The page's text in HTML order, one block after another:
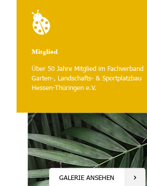
Mitglied
Über 50 Jahre Mitglied im Fachverband
Garten-, Landschafts- & Sportplatzbau
Hessen-Thüringen e.V.
GALERIE ANSEHEN